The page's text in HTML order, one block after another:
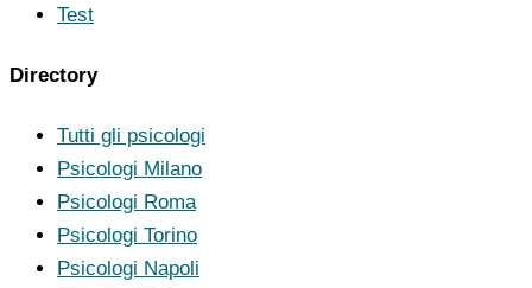
Test
Directory
Tutti gli psicologi
Psicologi Milano
Psicologi Roma
Psicologi Torino
Psicologi Napoli